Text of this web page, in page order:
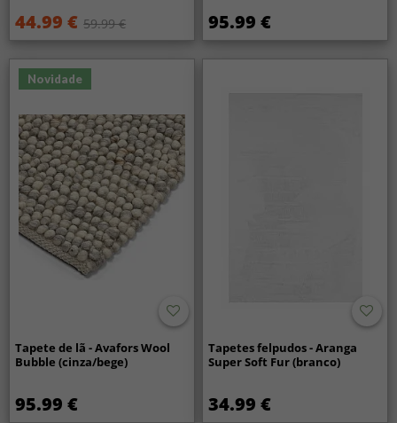
44.99 € 59.99 € 95.99 €
Novidade
Tapete de lã - Avafors Wool
Bubble (cinza/bege)
95.99 €
Tapetes felpudos - Aranga
Super Soft Fur (branco)
34.99 €